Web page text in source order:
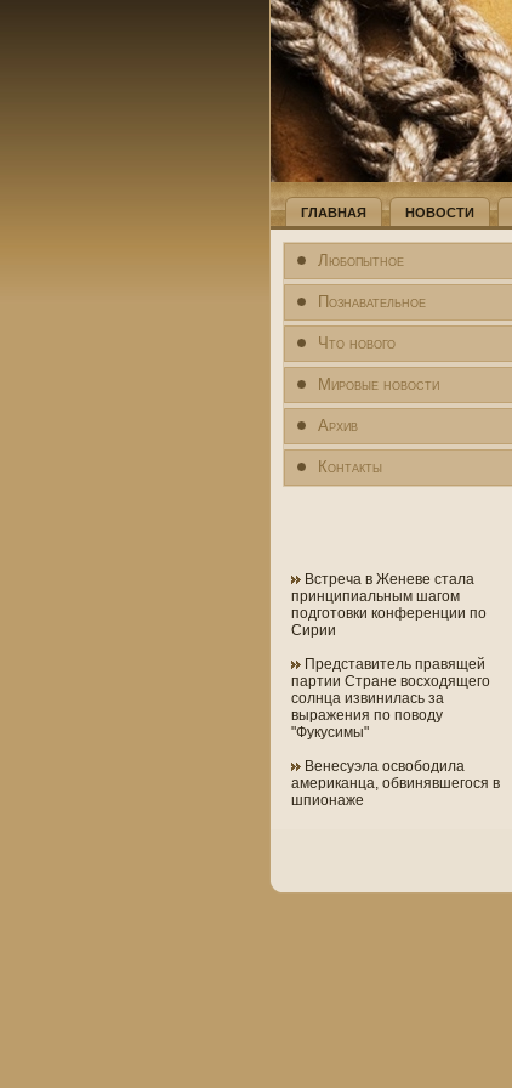
ГЛАВНАЯ НОВОСТИ
Любопытное
Познавательное
Что нового
Мировые новости
Архив
Контакты
Встреча в Женеве стала
принципиальным шагом
подготовки конференции по
Сирии
Представитель правящей
партии Стране восходящего
солнца извинилась за
выражения по поводу
"Фукусимы"
Венесуэла освободила
американца, обвинявшегося в
шпионаже